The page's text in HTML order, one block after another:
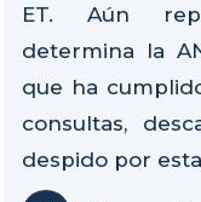
ET. Aún
determina la
que ha
consultas,
despido por